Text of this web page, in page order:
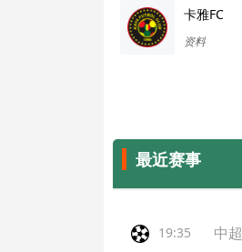
卡雅FC
资料
最近赛事
19:35 中超